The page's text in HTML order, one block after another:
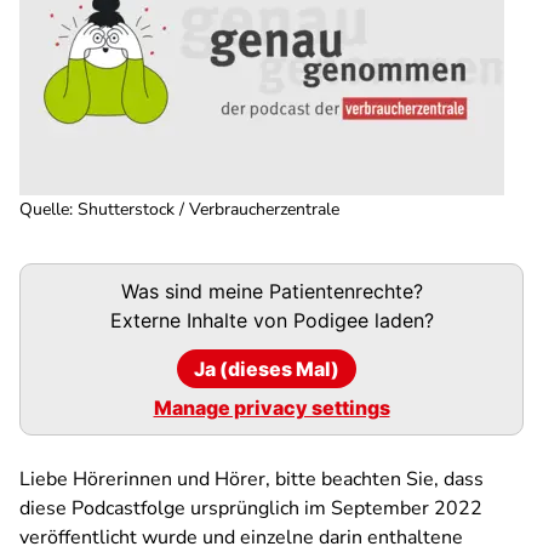
Quelle: Shutterstock / Verbraucherzentrale
Podigee-
Was sind meine Patientenrechte?
Externe Inhalte von Podigeeladen?
Ja (dieses Mal)
Manage privacy settings
Liebe Hörerinnen und Hörer, bitte beachten Sie, dass
diese Podcastfolge ursprünglich im September 2022
veröffentlicht wurde und einzelne darin enthaltene